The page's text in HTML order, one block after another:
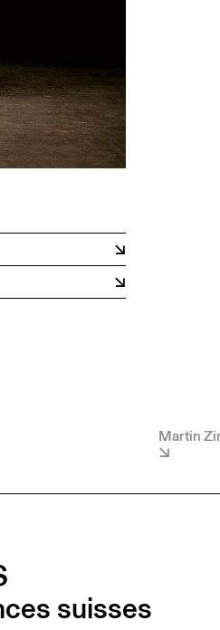
Martin
suisses